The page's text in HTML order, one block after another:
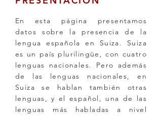
En esta página presentamos
datos sobre la presencia de la
lengua española en Suiza. Suiza
es un país plurilingüe, con cuatro
lenguas nacionales. Pero además
de las lenguas nacionales, en
Suiza se hablan también otras
lenguas, y el español, una de las
lenguas más habladas a nivel